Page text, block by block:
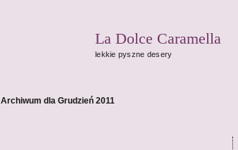
La Dolce Caramella
lekkie pyszne desery
Archiwum dla Grudzień 2011